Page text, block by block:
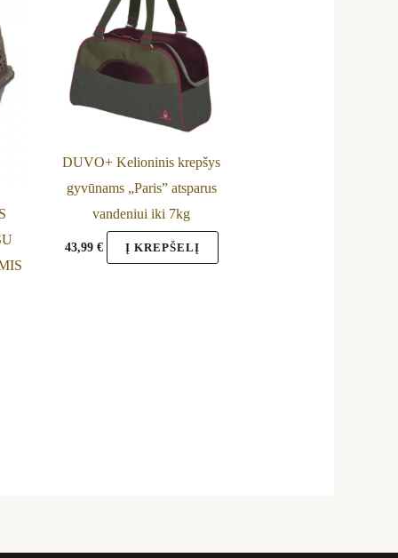
DUVO+ Kelioninis krepšys
gyvūnams „Paris” atsparus
vandeniui iki 7kg
43,99 € Į KREPŠELĮ